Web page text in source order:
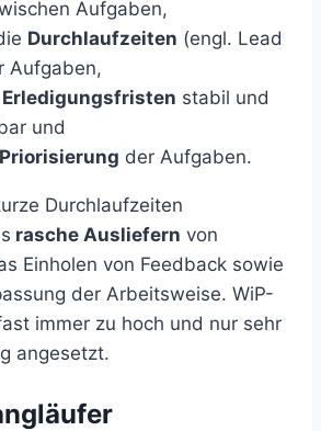
Aufgaben,
Durchlaufzeiten (engl. Lead
Aufgaben,
Erledigungsfristen stabil und
und
Priorisierung der Aufgaben.
Durchlaufzeiten
rasche Ausliefern von
Einholen von Feedback sowie
der Arbeitsweise. WiP-
immer zu hoch und nur sehr
angesetzt.